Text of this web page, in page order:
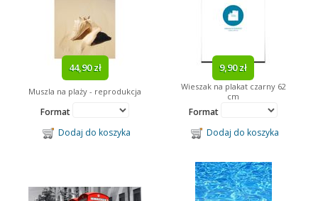
44,90 zł
Muszla na plaży - reprodukcja
Format
Dodaj do koszyka
9,90 zł
Wieszak na plakat czarny 62
cm
Format
Dodaj do koszyka